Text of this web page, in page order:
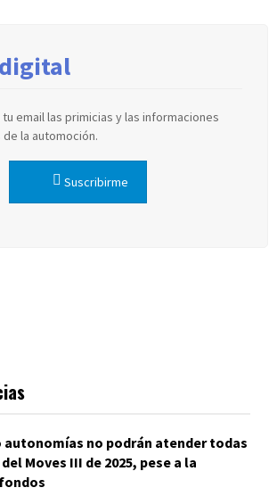
email las primicias y las informaciones
la automoción.
Suscribirme
autonomías no podrán atender todas
Moves III de 2025, pese a la